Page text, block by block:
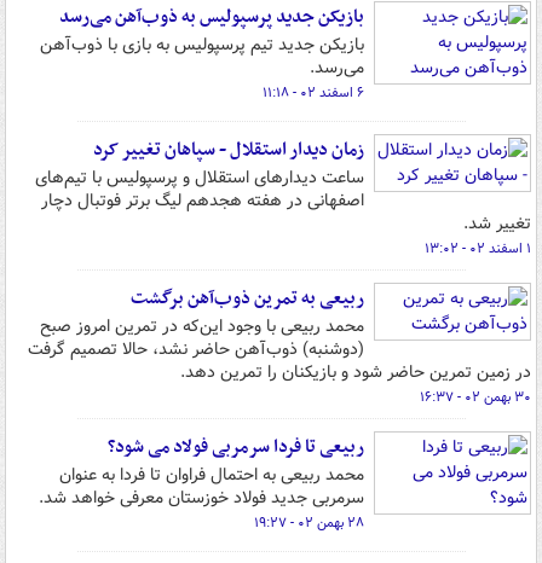
بازیکن جدید پرسپولیس به ذوب‌آهن می‌رسد
بازیکن جدید تیم پرسپولیس به بازی با ذوب‌آهن
می‌رسد.
۶ اسفند ۰۲ - ۱۱:۱۸
زمان دیدار استقلال - سپاهان تغییر کرد
ساعت دیدارهای استقلال و پرسپولیس با تیم‌های
اصفهانی در هفته هجدهم لیگ برتر فوتبال دچار
تغییر شد.
۱ اسفند ۰۲ - ۱۳:۰۲
ربیعی به تمرین ذوب‌آهن برگشت
محمد ربیعی با وجود این‌که در تمرین امروز صبح
(دوشنبه) ذوب‌آهن حاضر نشد، حالا تصمیم گرفت
در زمین تمرین حاضر شود و بازیکنان را تمرین دهد.
۳۰ بهمن ۰۲ - ۱۶:۳۷
ربیعی تا فردا سرمربی فولاد می شود؟
محمد ربیعی به احتمال فراوان تا فردا به عنوان
سرمربی جدید فولاد خوزستان معرفی خواهد شد.
۲۸ بهمن ۰۲ - ۱۹:۲۷